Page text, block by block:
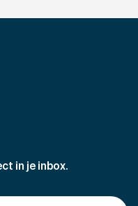
in je inbox.